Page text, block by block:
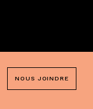
NOUS JOINDRE